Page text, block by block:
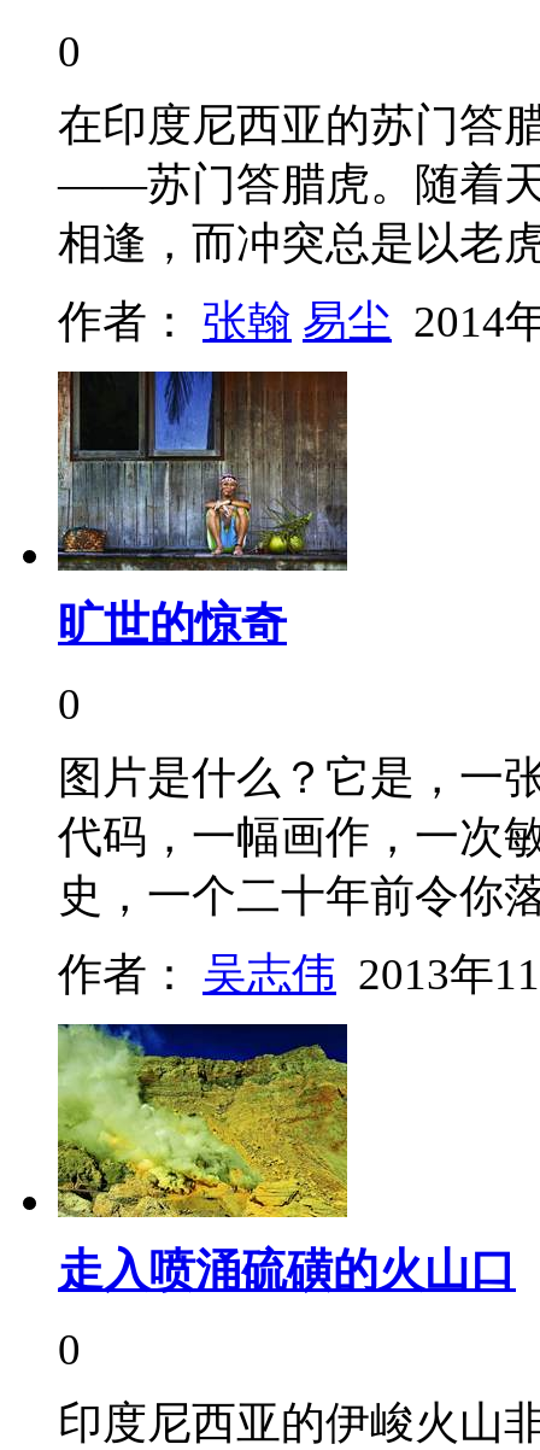
0
在印度尼西亚的苏门答
——苏门答腊虎。随着
相逢，而冲突总是以
作者： 张翰 易尘 2014
旷世的惊奇
0
图片是什么？它是，一
代码，一幅画作，一次
史，一个二十年前令
作者： 吴志伟 2013年
走入喷涌硫磺的火山口
0
印度尼西亚的伊峻火山